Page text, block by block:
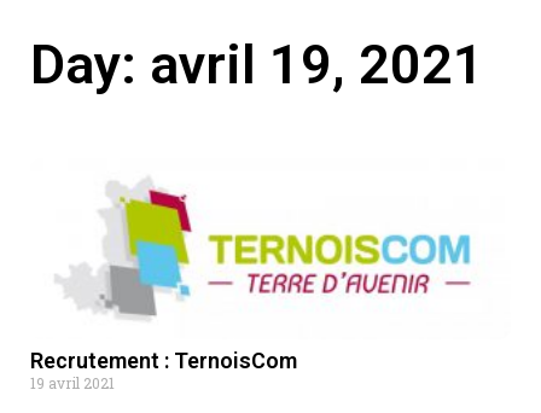
Day: avril 19, 2021
Recrutement : TernoisCom
19 avril 2021